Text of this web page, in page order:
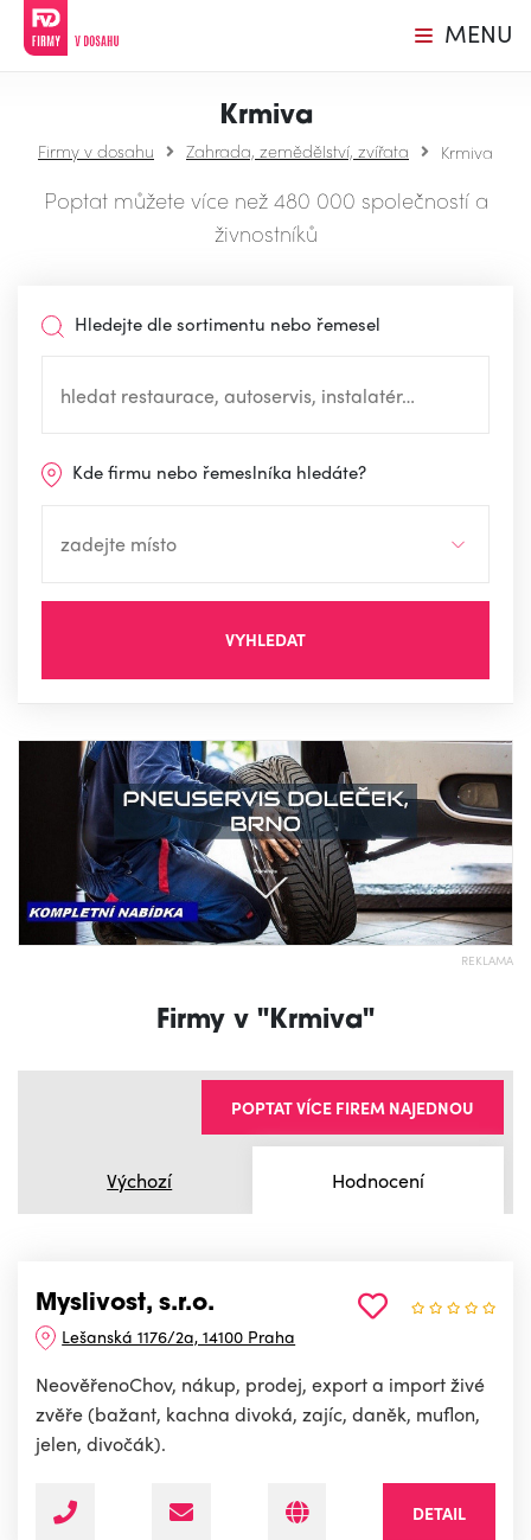
MENU
Krmiva
Firmy v dosahu Zahrada, zemědělství, zvířata Krmiva
Poptat můžete více než 480 000 společností a
živnostníků
Hledejte dle sortimentu nebo řemesel
Kde firmu nebo řemeslníka hledáte?
VYHLEDAT
REKLAMA
Firmy v "Krmiva"
Výchozí Hodnocení
POPTAT VÍCE FIREM NAJEDNOU
Myslivost, s.r.o.
Lešanská 1176/2a, 14100 Praha
NeověřenoChov, nákup, prodej, export a import živé
zvěře (bažant, kachna divoká, zajíc, daněk, muflon,
jelen, divočák).
DETAIL